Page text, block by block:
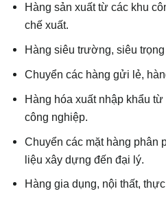
Hàng sản xuất từ các khu
chế xuất.
Hàng siêu trường, siêu trọng
Chuyển các hàng gửi lẻ,
Hàng hóa xuất nhập khẩu
công nghiệp.
Chuyển các mặt hàng phân
liệu xây dựng đến đại lý.
Hàng gia dụng, nội thất,